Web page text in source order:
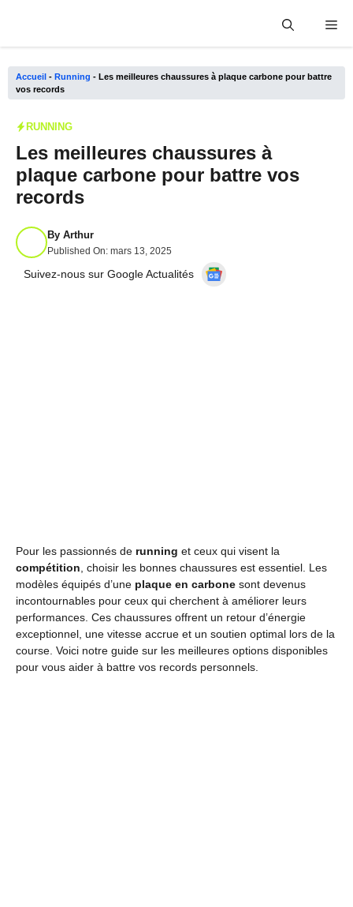
Accueil - Running - Les meilleures chaussures à plaque carbone pour battre
vos records
RUNNING
Les meilleures chaussures à
plaque carbone pour battre vos
records
By Arthur
Published On: mars 13, 2025
Suivez-nous sur Google Actualités
Pour les passionnés de running et ceux qui visent la
compétition , choisir les bonnes chaussures est essentiel. Les
modèles équipés d’une plaque en carbone sont devenus
incontournables pour ceux qui cherchent à améliorer leurs
performances. Ces chaussures offrent un retour d’énergie
exceptionnel, une vitesse accrue et un soutien optimal lors de la
course. Voici notre guide sur les meilleures options disponibles
pour vous aider à battre vos records personnels.